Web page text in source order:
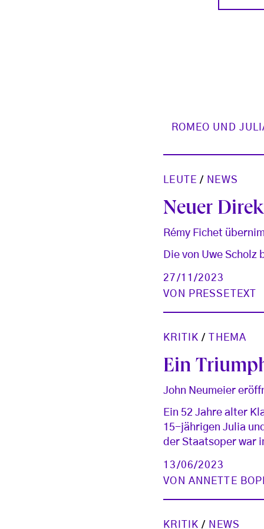
ROMEO UND
LEUTE / NEWS
Neuer
Rémy Fichet
Die von Uwe
27/11/2023
VON
PRESSETEXT
KRITIK / THEMA
Ein
John Neumeier
Ein 52 Jahre alter
15-jährigen Julia
der Staatsoper war
13/06/2023
VON ANNETTE
KRITIK / NEWS